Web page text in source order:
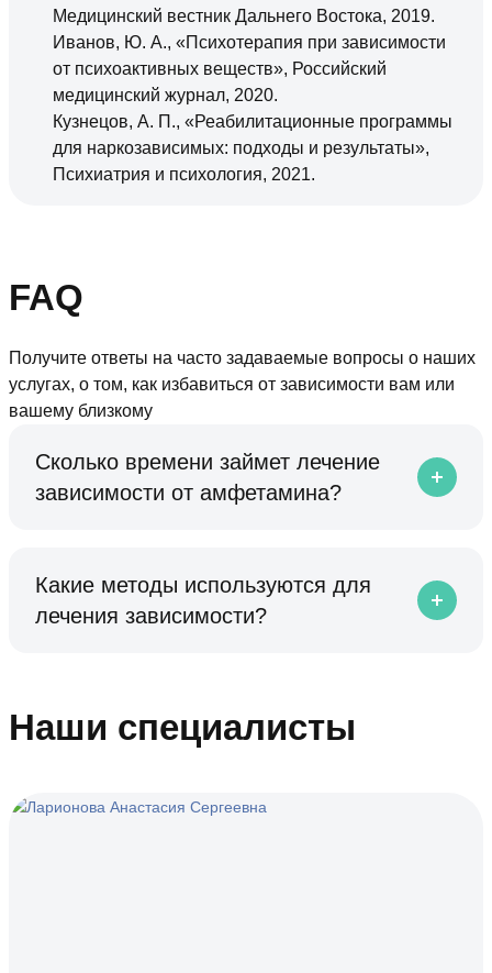
Медицинский вестник Дальнего Востока, 2019.
Иванов, Ю. А., «Психотерапия при зависимости
от психоактивных веществ», Российский
медицинский журнал, 2020.
Кузнецов, А. П., «Реабилитационные программы
для наркозависимых: подходы и результаты»,
Психиатрия и психология, 2021.
FAQ
Получите ответы на часто задаваемые вопросы о наших
услугах, о том, как избавиться от зависимости вам или
вашему близкому
Сколько времени займет лечение
зависимости от амфетамина?
Какие методы используются для
лечения зависимости?
Наши специалисты